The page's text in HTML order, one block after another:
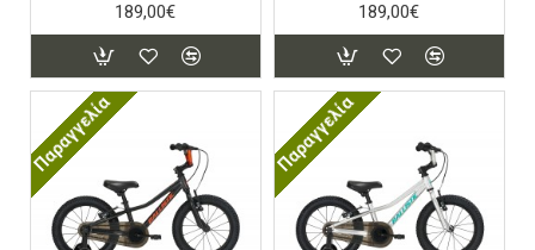
189,00€
189,00€
Παραγγελία Παραγγελία